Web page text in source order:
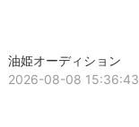
油姫オーディション
2026-08-08 15:36:43